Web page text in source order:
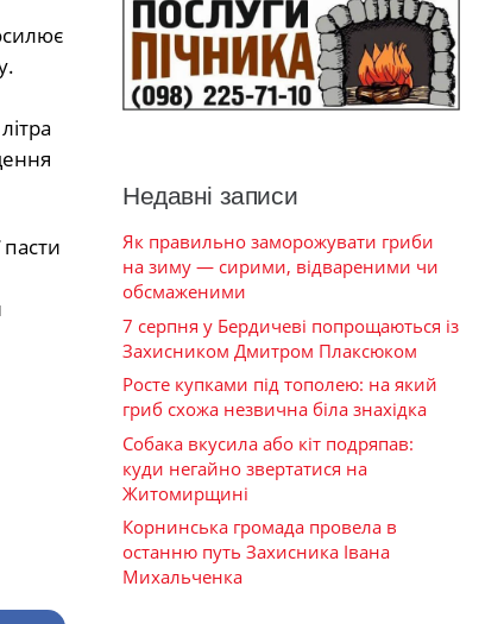
Недавні записи
Як правильно заморожувати гриби
на зиму — сирими, відвареними чи
обсмаженими
7 серпня у Бердичеві попрощаються із
Захисником Дмитром Плаксюком
Росте купками під тополею: на який
гриб схожа незвична біла знахідка
Собака вкусила або кіт подряпав:
куди негайно звертатися на
Житомирщині
Корнинська громада провела в
останню путь Захисника Івана
Михальченка